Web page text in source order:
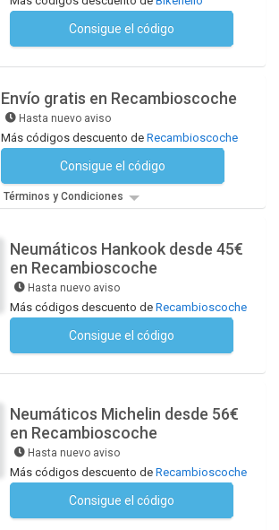
Consigue el código
Envío gratis en Recambioscoche
Hasta nuevo aviso
Más códigos descuento de Recambioscoche
Consigue el código
Términos y Condiciones
Neumáticos Hankook desde 45€
en Recambioscoche
Hasta nuevo aviso
Más códigos descuento de Recambioscoche
Consigue el código
Neumáticos Michelin desde 56€
en Recambioscoche
Hasta nuevo aviso
Más códigos descuento de Recambioscoche
Consigue el código